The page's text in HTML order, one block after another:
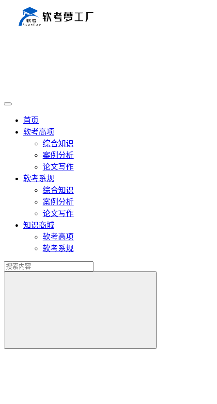
首页
软考高项
综合知识
案例分析
论文写作
软考系规
综合知识
案例分析
论文写作
知识商城
软考高项
软考系规